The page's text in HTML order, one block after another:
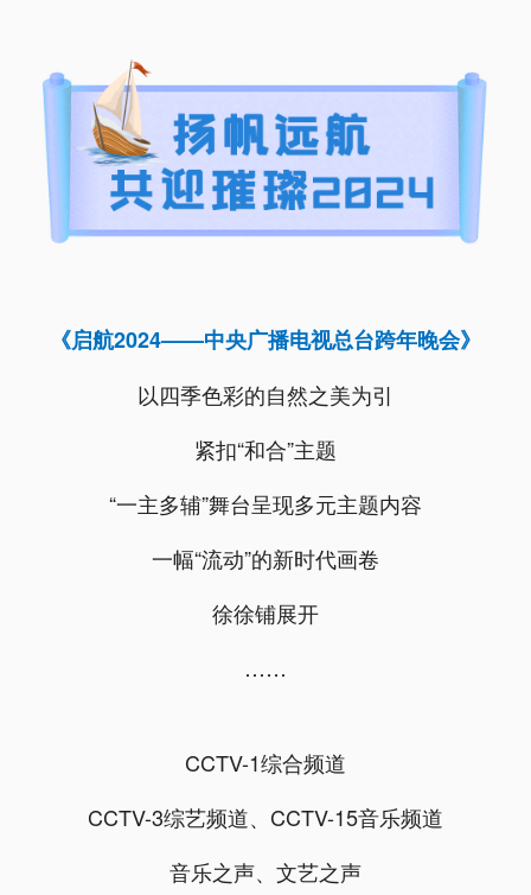
《启航2024——中央广播电视总台跨年晚会》
以四季色彩的自然之美为引
紧扣“和合”主题
“一主多辅”舞台呈现多元主题内容
一幅“流动”的新时代画卷
徐徐铺展开
……
CCTV-1综合频道
CCTV-3综艺频道、CCTV-15音乐频道
音乐之声、文艺之声